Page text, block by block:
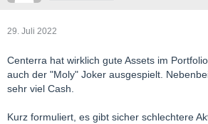
29. Juli 2022
Centerra hat wirklich gute Assets im
auch der "Moly" Joker ausgespielt.
sehr viel Cash.
Kurz formuliert, es gibt sicher schlechtere